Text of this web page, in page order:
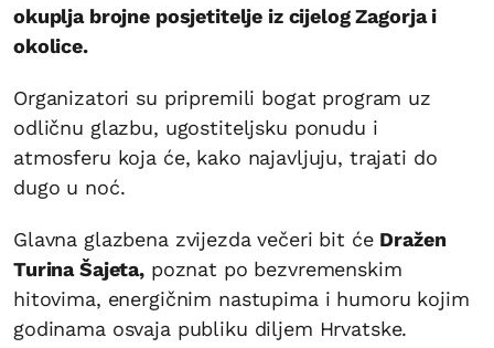
okuplja brojne posjetitelje iz cijelog Zagorja i
okolice.
Organizatori su pripremili bogat program uz
odličnu glazbu, ugostiteljsku ponudu i
atmosferu koja će, kako najavljuju, trajati do
dugo u noć.
Glavna glazbena zvijezda večeri bit će Dražen
Turina Šajeta,poznat po bezvremenskim
hitovima, energičnim nastupima i humoru kojim
godinama osvaja publiku diljem Hrvatske.